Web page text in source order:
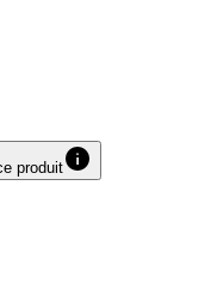
produit